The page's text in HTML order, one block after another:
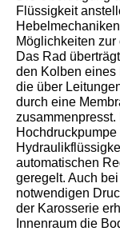
Flüssigkeit
Möglichkeiten
Das Rad
den Kolben eines
die über
durch eine
automatischen
geregelt. Auch
notwendigen
der Karosserie
Innenraum die